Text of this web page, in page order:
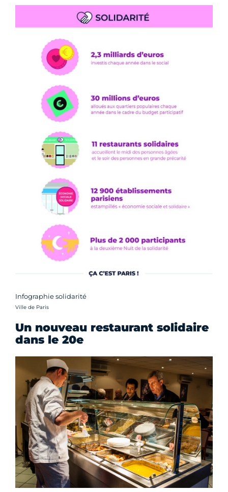
Infographie solidarité
Crédit photo :
Ville de Paris
Un nouveau restaurant solidaire
dans le 20e